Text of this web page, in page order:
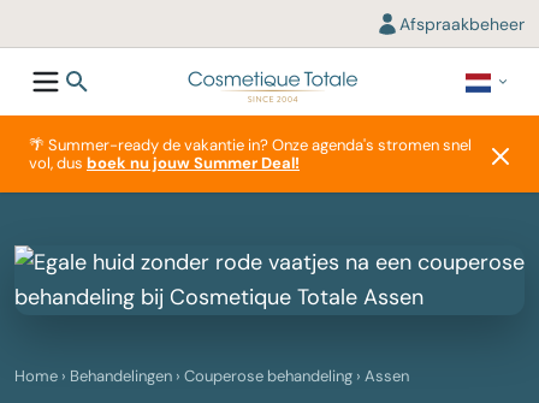
Afspraakbeheer
🌴 Summer-ready de vakantie in? Onze agenda's stromen snel
vol, dus boek nu jouw Summer Deal!
Home › Behandelingen › Couperose behandeling › Assen